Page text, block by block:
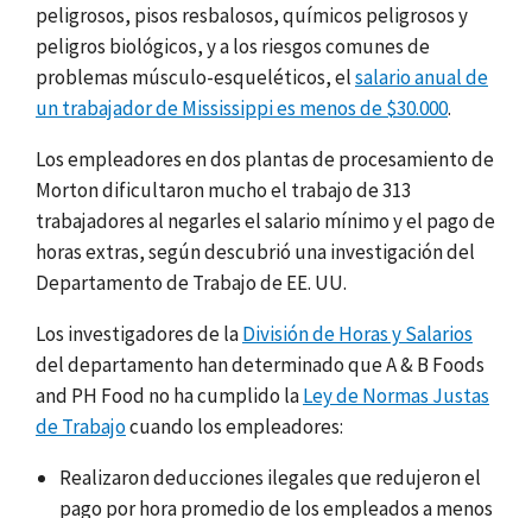
peligrosos, pisos resbalosos, químicos peligrosos y
peligros biológicos, y a los riesgos comunes de
problemas músculo-esqueléticos, elsalario anual de
un trabajador de Mississippi es menos de $30.000.
Los empleadores en dos plantas de procesamiento de
Morton dificultaron mucho el trabajo de 313
trabajadores al negarles el salario mínimo y el pago de
horas extras, según descubrió una investigación del
Departamento de Trabajo de EE. UU.
Los investigadores de laDivisión de Horas y Salarios
del departamento han determinado que A & B Foods
and PH Food no ha cumplido laLey de Normas Justas
de Trabajocuando los empleadores:
Realizaron deducciones ilegales que redujeron el
pago por hora promedio de los empleados a menos